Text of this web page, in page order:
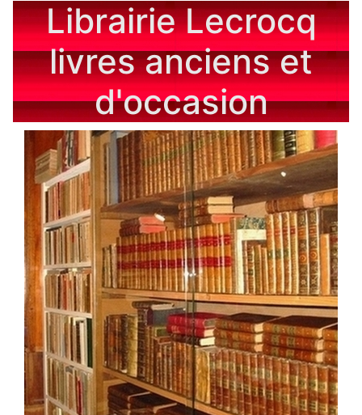
Librairie Lecrocq
livres anciens et
d'occasion